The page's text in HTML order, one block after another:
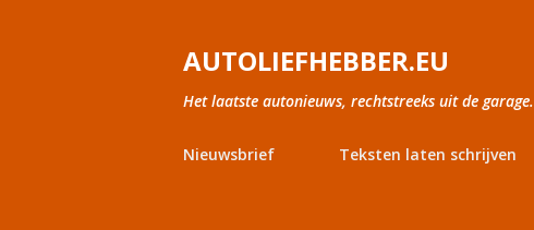
AUTOLIEFHEBBER.EU
Het laatste autonieuws, rechtstreeks uit de garage.
Nieuwsbrief Teksten laten schrijven